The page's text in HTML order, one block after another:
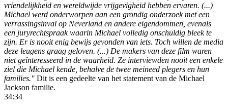
vriendelijkheid en wereldwijde vrijgevigheid hebben ervaren. (...)
Michael werd onderworpen aan een grondig onderzoek met een
verrassingsinval op Neverland en andere eigendommen, evenals
een juryrechtspraak waarin Michael volledig onschuldig bleek te
zijn. Er is nooit enig bewijs gevonden van iets. Toch willen de media
deze leugens graag geloven. (...) De makers van deze film waren
niet geïnteresseerd in de waarheid. Ze interviewden nooit een enkele
ziel die Michael kende, behalve de twee meineed plegers en hun
families." Dit is een gedeelte van het statement van de Michael
Jackson familie.
34:34